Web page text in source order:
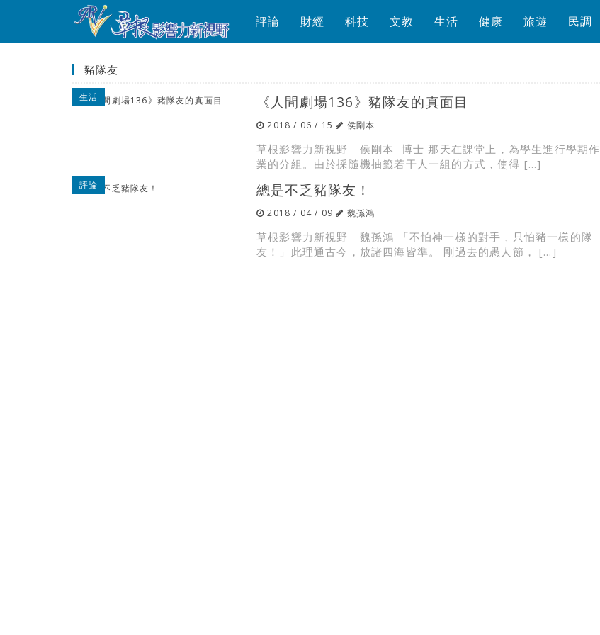
評論 財經 科技 文教 生活 健康 旅遊 民調
豬隊友
生活 《人間劇場136》豬隊友的真面目
2018 / 06 / 15 侯剛本
草根影響力新視野 侯剛本 博士 那天在課堂上，為學生進行學期作
業的分組。由於採隨機抽籤若干人一組的方式，使得 […]
評論 總是不乏豬隊友！
2018 / 04 / 09 魏孫鴻
草根影響力新視野 魏孫鴻 「不怕神一樣的對手，只怕豬一樣的隊
友！」此理通古今，放諸四海皆準。 剛過去的愚人節， […]